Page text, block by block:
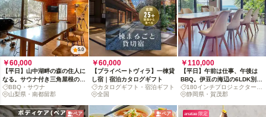
5.0
￥60,000
【平日】山中湖畔の森の住人に
なる。サウナ付き三角屋根の貸
切別荘体験
BBQ・サウナ
山梨県・南都留郡
￥60,000
【プライベートヴィラ】一棟貸
し宿｜宿泊カタログギフト
カタログギフト・宿泊ギフト
全国
￥110,000
【平日】午前は仕事、午後は
BBQ。伊豆の海辺の6LDK別荘
で企業合宿や家族旅を。
180インチプロジェクター・
BBQ
静岡県・賀茂郡
ペア ペア anatae 限定